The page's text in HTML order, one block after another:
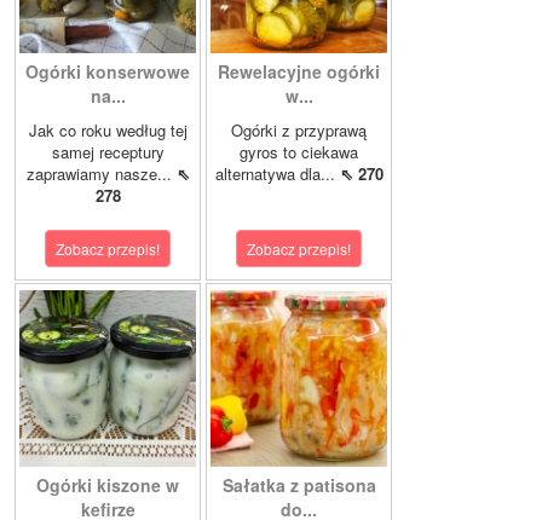
Ogórki konserwowe
na...
Jak co roku według tej
samej receptury
zaprawiamy nasze... ⇖
278
Zobacz przepis!
Rewelacyjne ogórki
w...
Ogórki z przyprawą
gyros to ciekawa
alternatywa dla... ⇖ 270
Zobacz przepis!
Ogórki kiszone w
kefirze
Sałatka z patisona
do...